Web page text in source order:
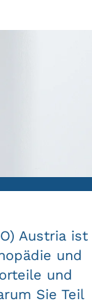
Austria ist
und
und
Sie Teil